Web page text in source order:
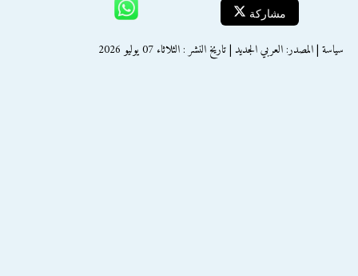
مشاركة
سياسة | المصدر: العربي الجديد | تاريخ النشر : الثلاثاء 07 يوليو 2026